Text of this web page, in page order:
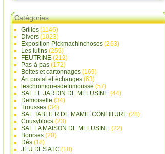
Catégories
Grilles (1146)
Divers (1023)
Exposition Pickmachinchoses (263)
Les lutins (259)
FEUTRINE (212)
Pas-à-pas (172)
Boites et cartonnages (169)
Art postal et échanges (63)
leschroniquesdefrimousse (57)
SAL LE JARDIN DE MELUSINE (44)
Demoiselle (34)
Trousses (34)
SAL TABLIER DE MAMIE CONFITURE (28)
Cousyblocs (23)
SAL LA MAISON DE MELUSINE (22)
Bourses (20)
Dés (18)
JEU DES ATC (18)